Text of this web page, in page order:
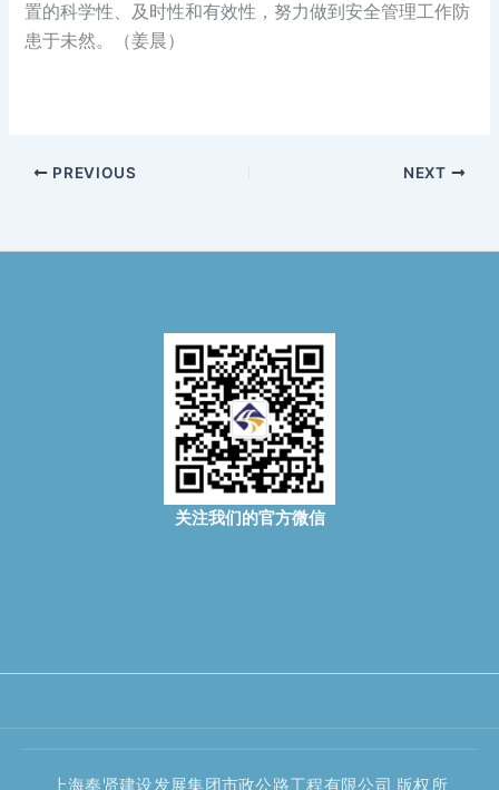
置的科学性、及时性和有效性，努力做到安全管理工作防
患于未然。（姜晨）
PREVIOUS NEXT
关注我们的官方微信
上海奉贤建设发展集团市政公路工程有限公司 版权所